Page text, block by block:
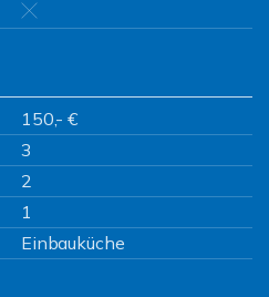
150,- €
3
2
1
Einbauküche